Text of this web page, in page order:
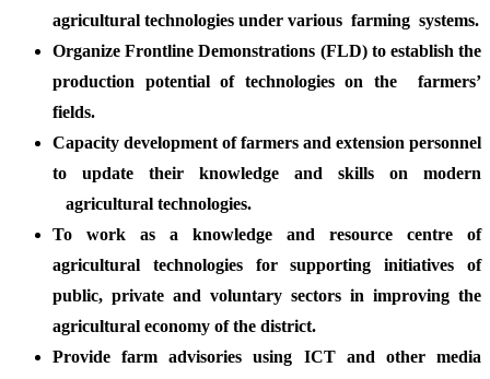
agricultural technologies under various farming systems.
Organize Frontline Demonstrations (FLD) to establish the
production potential of technologies on the farmers’
fields.
Capacity development of farmers and extension personnel
to update their knowledge and skills on modern
agricultural technologies.
To work as a knowledge and resource centre of
agricultural technologies for supporting initiatives of
public, private and voluntary sectors in improving the
agricultural economy of the district.
Provide farm advisories using ICT and other media